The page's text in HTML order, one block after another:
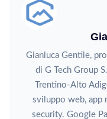
Gianluca Gentile,
di G Tech Group
Trentino-Alto
sviluppo web, app
security. Google